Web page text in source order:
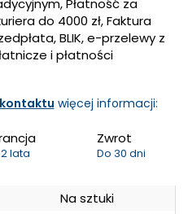
Płatność za
do 4000 zł, Faktura
BLIK, e-przelewy z
i płatności
kontaktu więcej informacji:
lata
Zwrot
Do 30 dni
Na sztuki